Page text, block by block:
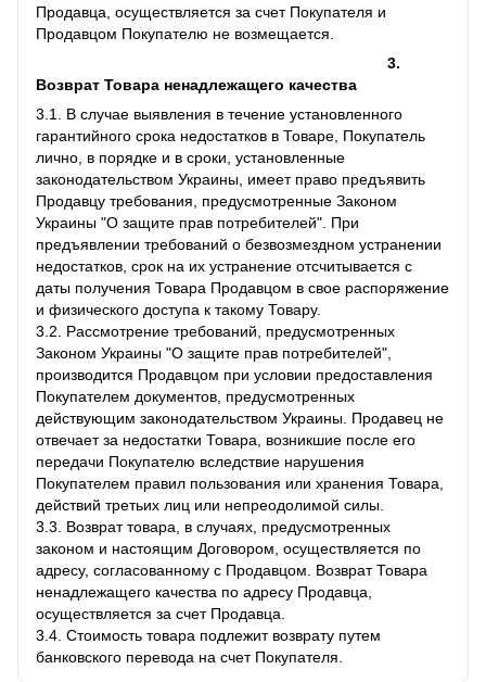
Продавца, осуществляется за счет Покупателя и
Продавцом Покупателю не возмещается.
3.
Возврат Товара ненадлежащего качества
3.1. В случае выявления в течение установленного
гарантийного срока недостатков в Товаре, Покупатель
лично, в порядке и в сроки, установленные
законодательством Украины, имеет право предъявить
Продавцу требования, предусмотренные Законом
Украины "О защите прав потребителей". При
предъявлении требований о безвозмездном устранении
недостатков, срок на их устранение отсчитывается с
даты получения Товара Продавцом в свое распоряжение
и физического доступа к такому Товару.
3.2. Рассмотрение требований, предусмотренных
Законом Украины "О защите прав потребителей",
производится Продавцом при условии предоставления
Покупателем документов, предусмотренных
действующим законодательством Украины. Продавец не
отвечает за недостатки Товара, возникшие после его
передачи Покупателю вследствие нарушения
Покупателем правил пользования или хранения Товара,
действий третьих лиц или непреодолимой силы.
3.3. Возврат товара, в случаях, предусмотренных
законом и настоящим Договором, осуществляется по
адресу, согласованному с Продавцом. Возврат Товара
ненадлежащего качества по адресу Продавца,
осуществляется за счет Продавца.
3.4. Стоимость товара подлежит возврату путем
банковского перевода на счет Покупателя.